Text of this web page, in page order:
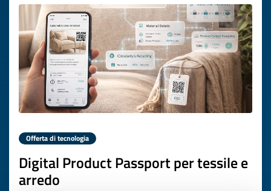
Offerta di tecnologia
Digital Product Passport per tessile e
arredo